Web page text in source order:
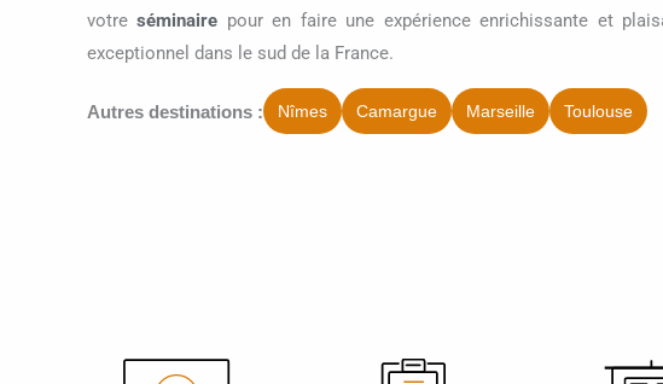
votreséminaire pour en faire une expérience enrichissante et
exceptionnel dans le sud de la France.
Autres destinations : Nîmes Camargue Marseille Toulouse